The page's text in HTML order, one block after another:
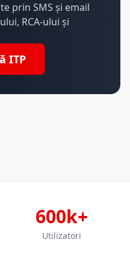
prin SMS și email
RCA-ului și
ITP
600k+
Utilizatori